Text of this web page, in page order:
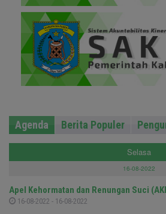
Agenda Berita Populer
Selasa
16-08-2022
Apel Kehormatan dan Renungan Suci
16-08-2022 - 16-08-2022